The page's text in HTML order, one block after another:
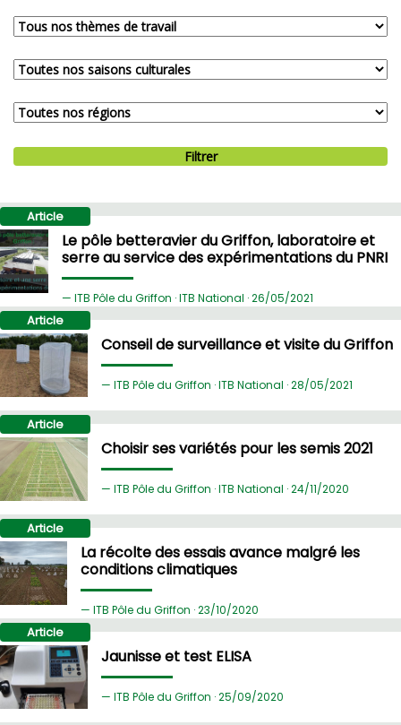
Filtrer
Article
Le pôle betteravier du Griffon, laboratoire et
serre au service des expérimentations du PNRI
ITB Pôle du Griffon · ITB National ·26/05/2021
Article
Conseil de surveillance et visite du Griffon
ITB Pôle du Griffon · ITB National ·28/05/2021
Article
Choisir ses variétés pour les semis 2021
ITB Pôle du Griffon · ITB National ·24/11/2020
Article
La récolte des essais avance malgré les
conditions climatiques
ITB Pôle du Griffon ·23/10/2020
Article
Jaunisse et test ELISA
ITB Pôle du Griffon ·25/09/2020